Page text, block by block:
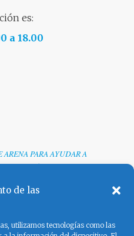
de las
utilizamos tecnologías como las
es:
a 18.00
PARA AYUDAR A
COVID-19